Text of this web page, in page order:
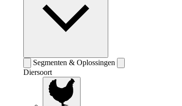
Segmenten & Oplossingen
Diersoort